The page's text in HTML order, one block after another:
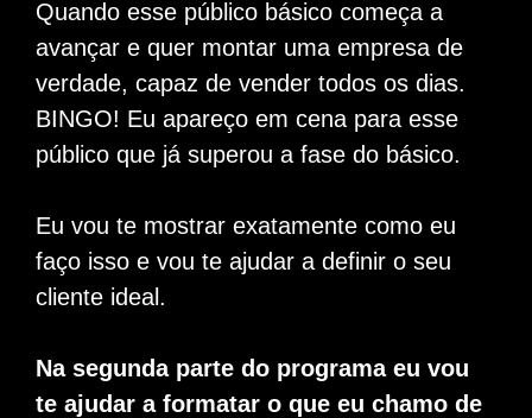
Quando esse público básico começa a
avançar e quer montar uma empresa de
verdade, capaz de vender todos os dias.
BINGO! Eu apareço em cena para esse
público que já superou a fase do básico.
Eu vou te mostrar exatamente como eu
faço isso e vou te ajudar a definir o seu
cliente ideal.
Na segunda parte do programa eu vou
te ajudar a formatar o que eu chamo de